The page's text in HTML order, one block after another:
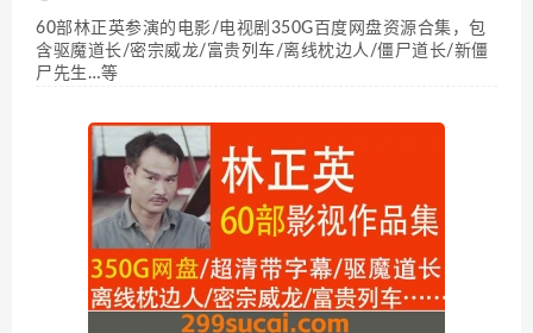
60部林正英参演的电影/电视剧350G百度网盘资源合集，包
含驱魔道长/密宗威龙/富贵列车/离线枕边人/僵尸道长/新僵
尸先生…等